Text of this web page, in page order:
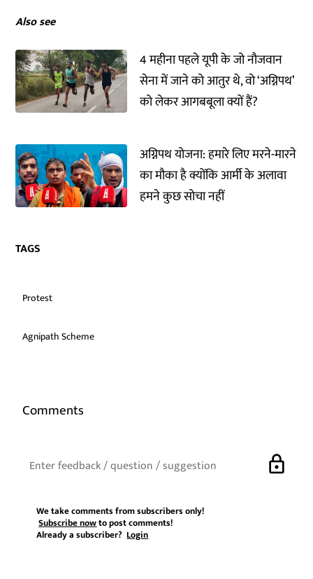
Also see
4 महीना पहले यूपी के जो नौजवान
सेना में जाने को आतुर थे, वो ‘अग्निपथ’
को लेकर आगबबूला क्यों हैं?
अग्निपथ योजना: हमारे लिए मरने-मारने
का मौका है क्योंकि आर्मी के अलावा
हमने कुछ सोचा नहीं
TAGS
Protest
Agnipath Scheme
Comments
lock
We take comments from subscribers only!
Subscribe nowto post comments!
Already a subscriber?Login